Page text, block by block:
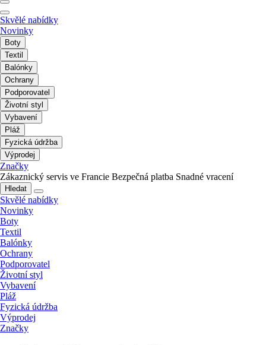
Skvělé nabídky
Novinky
Boty
Textil
Balónky
Ochrany
Podporovatel
Životní styl
Vybavení
Pláž
Fyzická údržba
Výprodej
Značky
Zákaznický servis ve Francie Bezpečná platba Snadné vracení
Hledat
Skvělé nabídky
Novinky
Boty
Textil
Balónky
Ochrany
Podporovatel
Životní styl
Vybavení
Pláž
Fyzická údržba
Výprodej
Značky